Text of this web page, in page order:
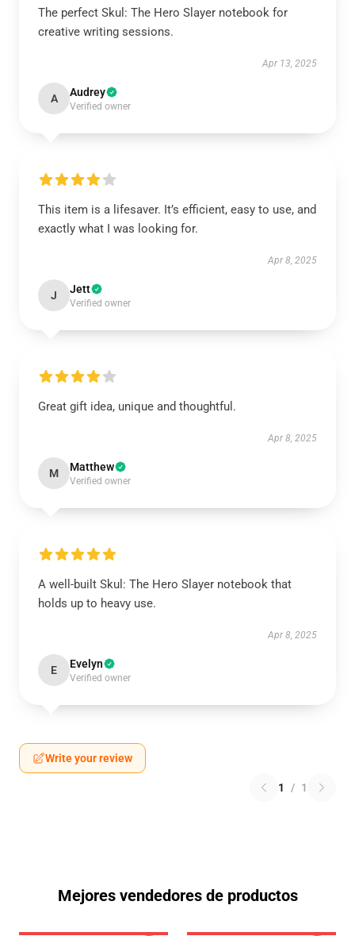
The perfect Skul: The Hero Slayer notebook for
creative writing sessions.
Apr 13, 2025
A Audrey
Verified owner
This item is a lifesaver. It’s efficient, easy to use, and
exactly what I was looking for.
Apr 8, 2025
J Jett
Verified owner
Great gift idea, unique and thoughtful.
Apr 8, 2025
M Matthew
Verified owner
A well-built Skul: The Hero Slayer notebook that
holds up to heavy use.
Apr 8, 2025
E Evelyn
Verified owner
Write your review
1 / 1
Mejores vendedores de productos